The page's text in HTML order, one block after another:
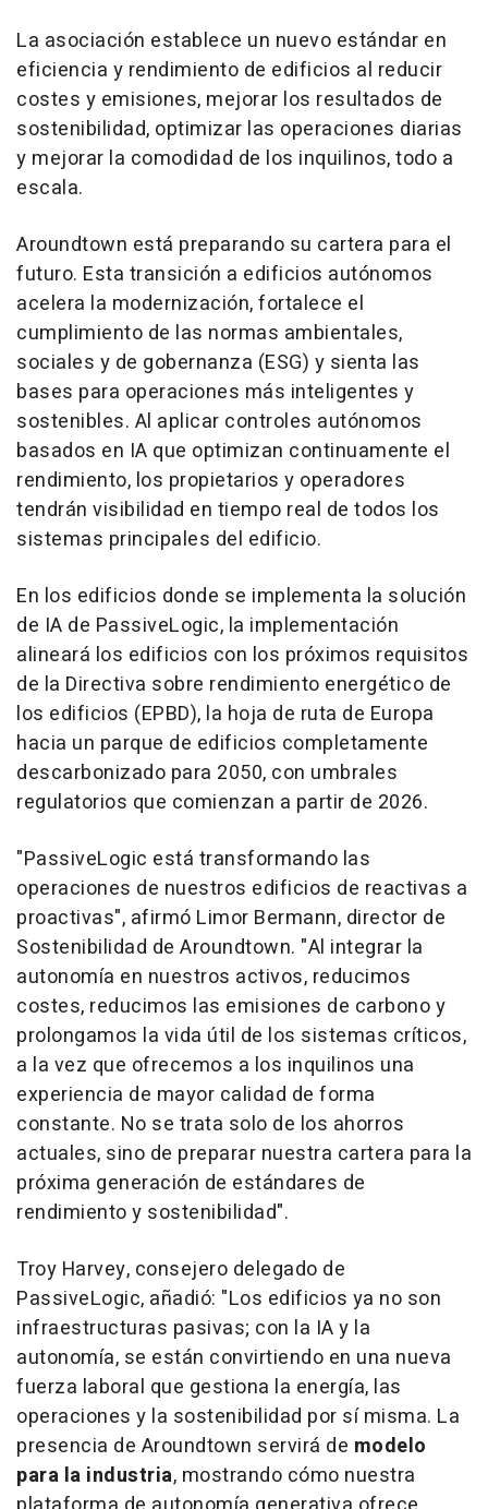
La asociación establece un nuevo estándar en
eficiencia y rendimiento de edificios al reducir
costes y emisiones, mejorar los resultados de
sostenibilidad, optimizar las operaciones diarias
y mejorar la comodidad de los inquilinos, todo a
escala.
Aroundtown está preparando su cartera para el
futuro. Esta transición a edificios autónomos
acelera la modernización, fortalece el
cumplimiento de las normas ambientales,
sociales y de gobernanza (ESG) y sienta las
bases para operaciones más inteligentes y
sostenibles. Al aplicar controles autónomos
basados en IA que optimizan continuamente el
rendimiento, los propietarios y operadores
tendrán visibilidad en tiempo real de todos los
sistemas principales del edificio.
En los edificios donde se implementa la solución
de IA de PassiveLogic, la implementación
alineará los edificios con los próximos requisitos
de la Directiva sobre rendimiento energético de
los edificios (EPBD), la hoja de ruta de Europa
hacia un parque de edificios completamente
descarbonizado para 2050, con umbrales
regulatorios que comienzan a partir de 2026.
"PassiveLogic está transformando las
operaciones de nuestros edificios de reactivas a
proactivas", afirmó Limor Bermann, director de
Sostenibilidad de Aroundtown. "Al integrar la
autonomía en nuestros activos, reducimos
costes, reducimos las emisiones de carbono y
prolongamos la vida útil de los sistemas críticos,
a la vez que ofrecemos a los inquilinos una
experiencia de mayor calidad de forma
constante. No se trata solo de los ahorros
actuales, sino de preparar nuestra cartera para la
próxima generación de estándares de
rendimiento y sostenibilidad".
Troy Harvey, consejero delegado de
PassiveLogic, añadió: "Los edificios ya no son
infraestructuras pasivas; con la IA y la
autonomía, se están convirtiendo en una nueva
fuerza laboral que gestiona la energía, las
operaciones y la sostenibilidad por sí misma. La
presencia de Aroundtown servirá de modelo
para la industria, mostrando cómo nuestra